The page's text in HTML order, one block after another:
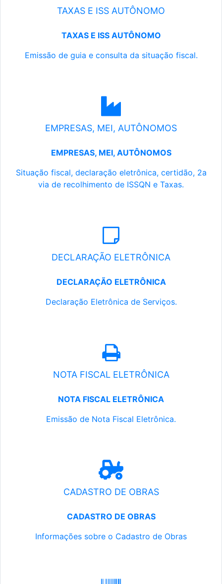
TAXAS E ISS AUTÔNOMO
TAXAS E ISS AUTÔNOMO
Emissão de guia e consulta da situação fiscal.
EMPRESAS, MEI, AUTÔNOMOS
EMPRESAS, MEI, AUTÔNOMOS
Situação fiscal, declaração eletrônica, certidão, 2a
via de recolhimento de ISSQN e Taxas.
DECLARAÇÃO ELETRÔNICA
DECLARAÇÃO ELETRÔNICA
Declaração Eletrônica de Serviços.
NOTA FISCAL ELETRÔNICA
NOTA FISCAL ELETRÔNICA
Emissão de Nota Fiscal Eletrônica.
CADASTRO DE OBRAS
CADASTRO DE OBRAS
Informações sobre o Cadastro de Obras